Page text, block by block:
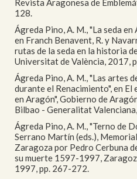
Revista Aragonesa de
128.
Ágreda Pino, A. M., "La seda
en Franch Benavent, R. y
rutas de la seda en la historia
Universitat de València, 2017,
Ágreda Pino, A. M., "Las artes
durante el Renacimiento", en
en Aragón", Gobierno de
Bilbao - Generalitat
Ágreda Pino, A. M., "Terno de
Serrano Martín (eds.),
Zaragoza por Pedro Cerbuna
su muerte 1597-1997,
1997, pp. 267-272.